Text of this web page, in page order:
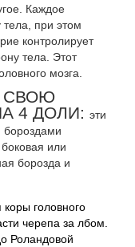
Каждое
тела, при этом
контролирует
тела. Этот
мозга.
СВОЮ
4 ДОЛИ:эти
бороздами
или
борозда и
головного
черепа за лбом.
Роландовой